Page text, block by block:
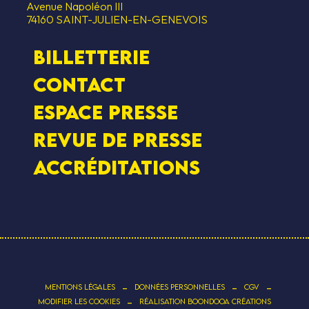
Avenue Napoléon III
74160 SAINT-JULIEN-EN-GENEVOIS
Billetterie
Contact
Espace presse
Revue de presse
Accréditations
MENTIONS LÉGALES - DONNÉES PERSONNELLES - CGV -
MODIFIER LES COOKIES - RÉALISATION BOONDOOA CRÉATIONS